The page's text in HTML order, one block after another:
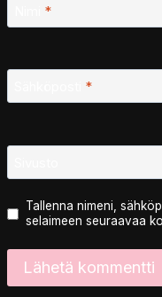
*
*
Tallenna nimeni,
selaimeen seuraavaa